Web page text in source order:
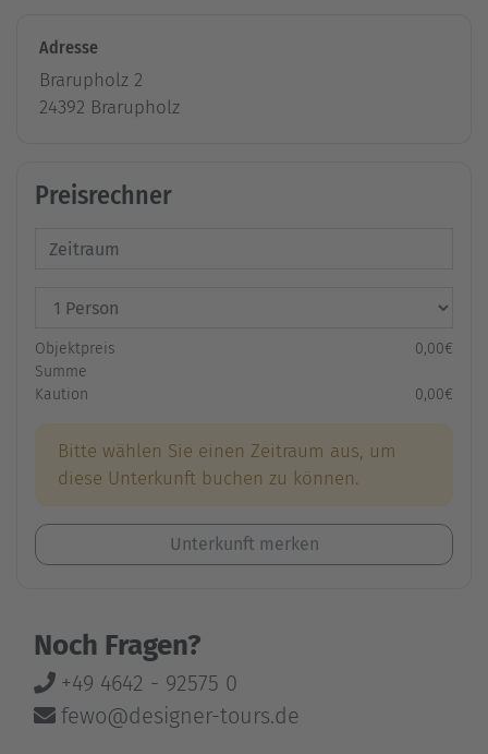
Adresse
Brarupholz 2
24392 Brarupholz
Preisrechner
Objektpreis
0,00€
Summe
Kaution
0,00€
Bitte wählen Sie einen Zeitraum aus, um
diese Unterkunft buchen zu können.
Unterkunft merken
Noch Fragen?
+49 4642 - 92575 0
fewo@designer-tours.de